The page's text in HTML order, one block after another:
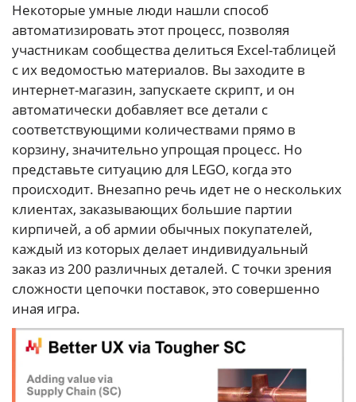
Некоторые умные люди нашли способ
автоматизировать этот процесс, позволяя
участникам сообщества делиться Excel-таблицей
с их ведомостью материалов. Вы заходите в
интернет-магазин, запускаете скрипт, и он
автоматически добавляет все детали с
соответствующими количествами прямо в
корзину, значительно упрощая процесс. Но
представьте ситуацию для LEGO, когда это
происходит. Внезапно речь идет не о нескольких
клиентах, заказывающих большие партии
кирпичей, а об армии обычных покупателей,
каждый из которых делает индивидуальный
заказ из 200 различных деталей. С точки зрения
сложности цепочки поставок, это совершенно
иная игра.